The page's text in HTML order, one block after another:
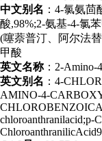
中文别名 ：4-氯氨
酸,98%;2-氨基-4-氯
(噻萘普汀、阿尔法
甲酸
英文名称：2-Amino-
英文别名 ：4-
AMINO-4-
chloroanthranilacid;p-